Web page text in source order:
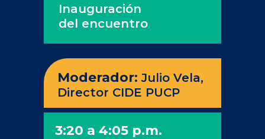
Inauguración
del encuentro
3:20 a 4:05 p.m.
Moderador:Julio Vela,
Director CIDE PUCP